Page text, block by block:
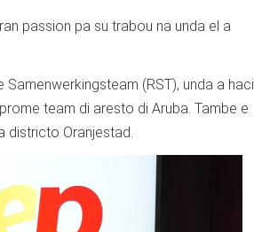
passion pa su trabou na unda el a
(RST), unda a haci
team di aresto di Aruba. Tambe e
districto Oranjestad.